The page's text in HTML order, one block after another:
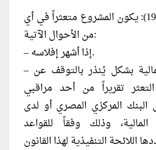
مادة (18) أصلها المادة (19): يكون المشروع متعثراً في أي
من الأحوال الآتية:
– إذا أشهر إفلاسه.
– إذا اضطربت أحواله المالية بشكل يُنذر بالتوقف عن
تقريراً من أحد مراقبي
البنك المركزي المصري أو لدى
المالية، وذلك وفقاً للقواعد